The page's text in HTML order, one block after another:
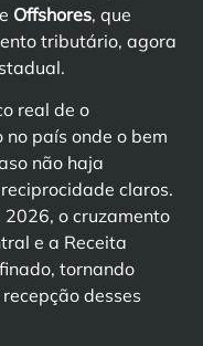
e Offshores, que
tributário, agora
real de o
país onde o bem
não haja
claros.
2026, o cruzamento
e a Receita
tornando
desses